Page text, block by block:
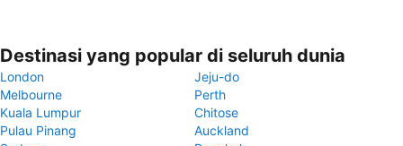
Destinasi yang popular di seluruh dunia
London
Jeju-do
Melbourne
Perth
Kuala Lumpur
Chitose
Pulau Pinang
Auckland